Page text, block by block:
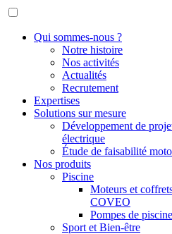
Qui sommes-nous ?
Notre histoire
Nos activités
Actualités
Recrutement
Expertises
Solutions sur mesure
Développement de
électrique
Étude de faisabilité
Nos produits
Piscine
Moteurs et
COVEO
Pompes de piscine
Sport et Bien-être